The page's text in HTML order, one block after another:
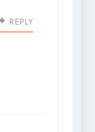
REPLY